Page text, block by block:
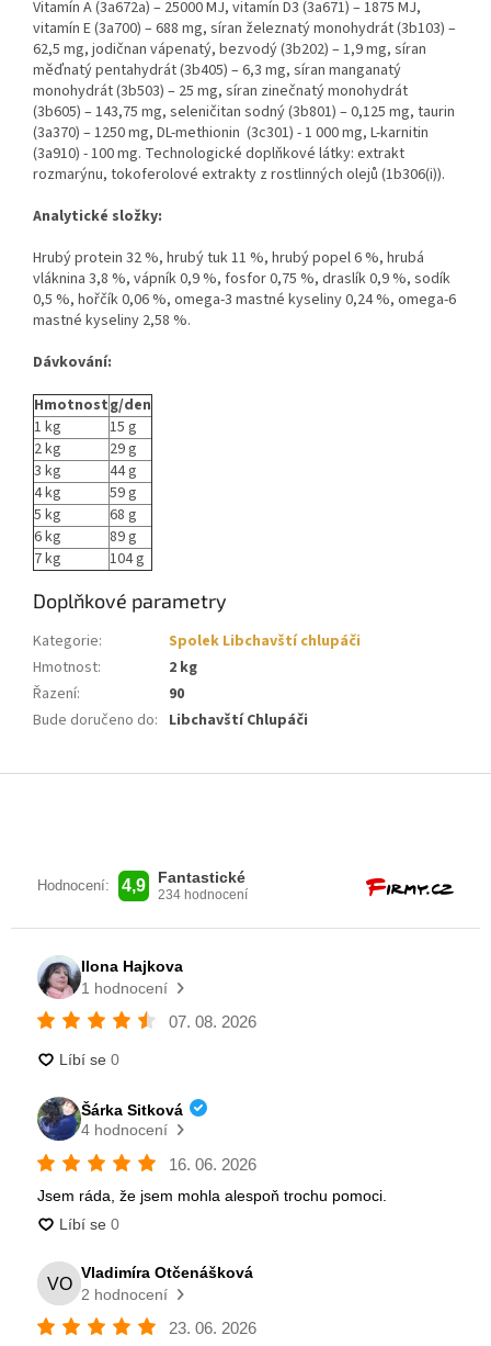
Vitamín A (3a672a) – 25000 MJ, vitamín D3 (3a671) – 1875 MJ,
vitamín E (3a700) – 688 mg, síran železnatý monohydrát (3b103) –
62,5 mg, jodičnan vápenatý, bezvodý (3b202) – 1,9 mg, síran
měďnatý pentahydrát (3b405) – 6,3 mg, síran manganatý
monohydrát (3b503) – 25 mg, síran zinečnatý monohydrát
(3b605) – 143,75 mg, seleničitan sodný (3b801) – 0,125 mg, taurin
(3a370) – 1250 mg, DL-methionin (3c301) - 1 000 mg, L-karnitin
(3a910) - 100 mg. Technologické doplňkové látky: extrakt
rozmarýnu, tokoferolové extrakty z rostlinných olejů (1b306(i)).
Analytické složky:
Hrubý protein 32 %, hrubý tuk 11 %, hrubý popel 6 %, hrubá
vláknina 3,8 %, vápník 0,9 %, fosfor 0,75 %, draslík 0,9 %, sodík
0,5 %, hořčík 0,06 %, omega-3 mastné kyseliny 0,24 %, omega-6
mastné kyseliny 2,58 %.
Dávkování:
Hmotnostg/den
1 kg
15 g
2 kg
29 g
3 kg
44 g
4 kg
59 g
5 kg
68 g
6 kg
89 g
7 kg
104 g
Doplňkové parametry
Kategorie:
Spolek Libchavští chlupáči
Hmotnost:
2 kg
Řazení:
90
Bude doručeno do: Libchavští Chlupáči